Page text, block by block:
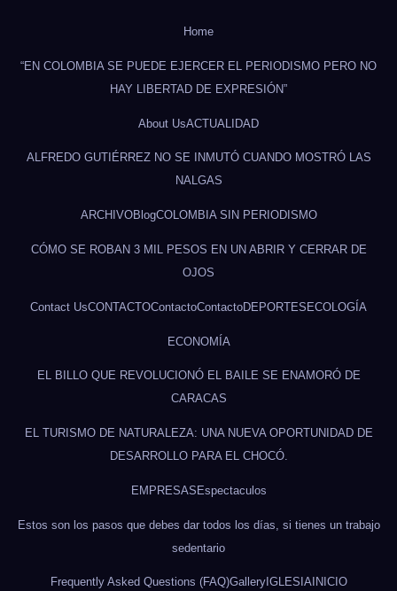
Home
“EN COLOMBIA SE PUEDE EJERCER EL PERIODISMO PERO NO
HAY LIBERTAD DE EXPRESIÓN”
About UsACTUALIDAD
ALFREDO GUTIÉRREZ NO SE INMUTÓ CUANDO MOSTRÓ LAS
NALGAS
ARCHIVOBlogCOLOMBIA SIN PERIODISMO
CÓMO SE ROBAN 3 MIL PESOS EN UN ABRIR Y CERRAR DE
OJOS
Contact UsCONTACTOContactoContactoDEPORTES ECOLOGÍA
ECONOMÍA
EL BILLO QUE REVOLUCIONÓ EL BAILE SE ENAMORÓ DE
CARACAS
EL TURISMO DE NATURALEZA: UNA NUEVA OPORTUNIDAD DE
DESARROLLO PARA EL CHOCÓ.
EMPRESAS Espectaculos
Estos son los pasos que debes dar todos los días, si tienes un trabajo
sedentario
Frequently Asked Questions (FAQ)GalleryIGLESIAINICIO